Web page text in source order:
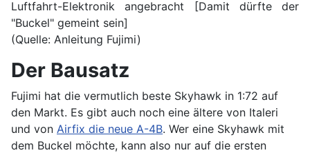
Luftfahrt-Elektronik angebracht [Damit dürfte der
"Buckel" gemeint sein]
(Quelle: Anleitung Fujimi)
Der Bausatz
Fujimi hat die vermutlich beste Skyhawk in 1:72 auf
den Markt. Es gibt auch noch eine ältere von Italeri
und von Airfix die neue A-4B. Wer eine Skyhawk mit
dem Buckel möchte, kann also nur auf die ersten